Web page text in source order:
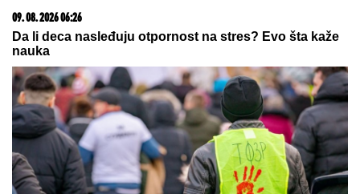
09. 08. 2026 06:24
Mame, danas ne čistimo kuću. Poštujemo Svetog
Panteliju